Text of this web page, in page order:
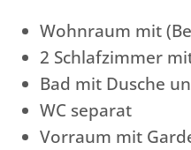
Wohnraum mit
2 Schlafzimmer
Bad mit Dusche
WC separat
Vorraum mit